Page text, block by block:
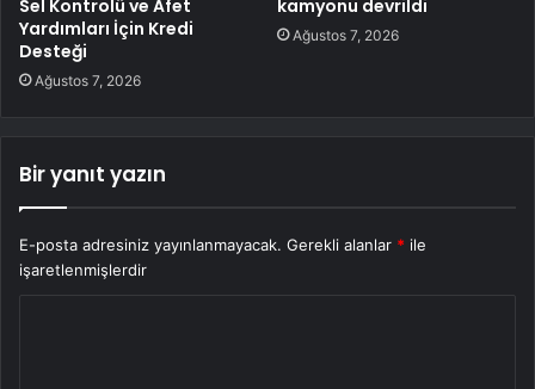
Sel Kontrolü ve Afet
Yardımları İçin Kredi
Desteği
Ağustos 7, 2026
kamyonu devrildi
Ağustos 7, 2026
Bir yanıt yazın
E-posta adresiniz yayınlanmayacak. Gerekli alanlar * ile
işaretlenmişlerdir